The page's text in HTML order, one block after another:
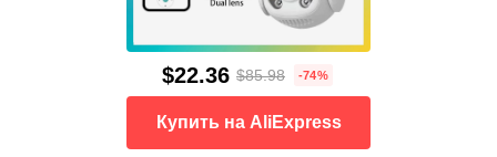
$22.36 $85.98 -74%
Купить на AliExpress